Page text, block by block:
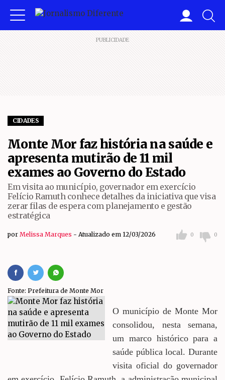
PUBLICIDADE
CIDADES
Monte Mor faz história na saúde e
apresenta mutirão de 11 mil
exames ao Governo do Estado
Em visita ao município, governador em exercício
Felício Ramuth conhece detalhes da iniciativa que visa
zerar filas de espera com planejamento e gestão
estratégica
por Melissa Marques Atualizado em 12/03/2026 0 0
Fonte: Prefeitura de Monte Mor
O município de Monte Mor
consolidou, nesta semana,
um marco histórico para a
saúde pública local. Durante
visita oficial do governador